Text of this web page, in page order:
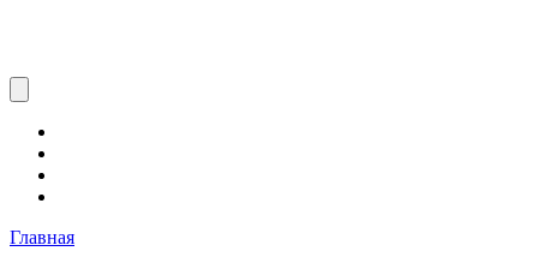
Главная